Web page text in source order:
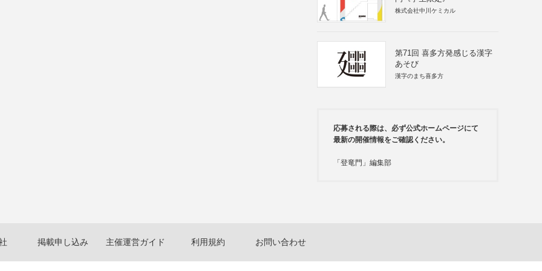
株式会社中川ケミカル
第71回 喜多方発感じる漢字
あそび
漢字のまち喜多方
応募される際は、必ず公式ホームページにて
最新の開催情報をご確認ください。
「登竜門」編集部
掲載申し込み 主催運営ガイド 利用規約 お問い合わせ